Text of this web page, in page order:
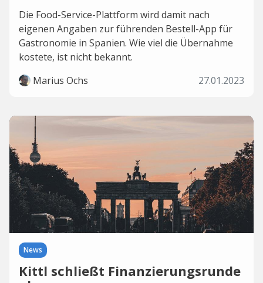
Die Food-Service-Plattform wird damit nach
eigenen Angaben zur führenden Bestell-App für
Gastronomie in Spanien. Wie viel die Übernahme
kostete, ist nicht bekannt.
Marius Ochs
27.01.2023
News
Kittl schließt Finanzierungsrunde